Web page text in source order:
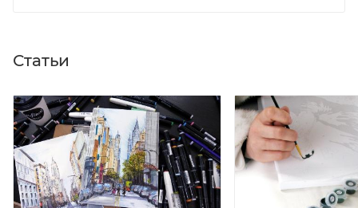
Статьи